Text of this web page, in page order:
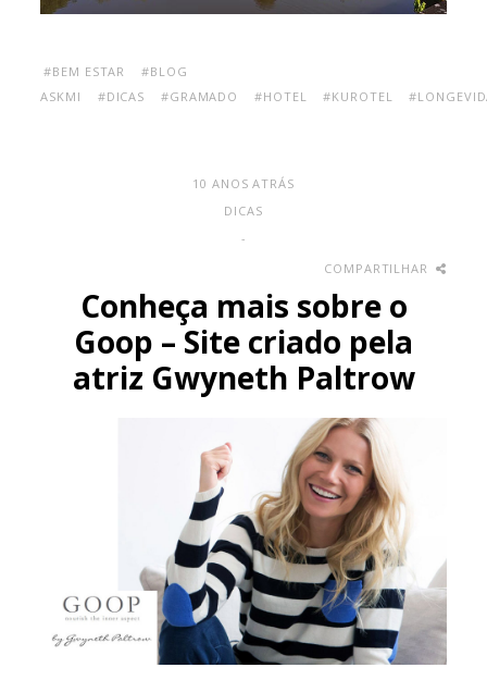
#BEM ESTAR
#BLOG
ASKMI
#DICAS #GRAMADO #HOTEL #KUROTEL
10 ANOS ATRÁS
DICAS
-
COMPARTILHAR
Conheça mais sobre o
Goop – Site criado pela
atriz Gwyneth Paltrow